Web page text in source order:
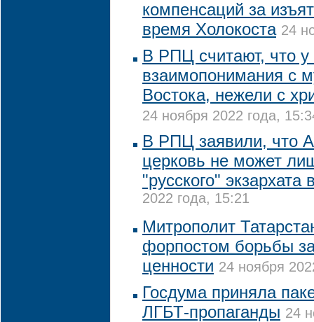
компенсаций за
время Холокоста 24
В РПЦ считают, что
взаимопонимания с
Востока, нежели с
24 ноября 2022 года,
В РПЦ заявили, что
церковь не может
"русского"
2022 года, 15:21
Митрополит
форпостом борьбы
ценности 24 ноября
Госдума приняла
ЛГБТ-пропаганды 24